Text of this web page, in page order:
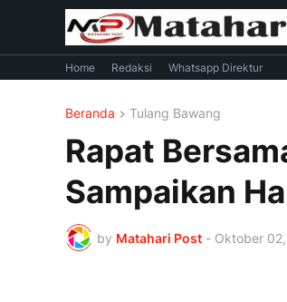
Home Redaksi Whatsapp Direktur
Beranda Tulang Bawang
Rapat
Sampaikan
by Matahari Post - Oktober